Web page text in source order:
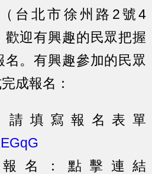
台北市徐州路2號4
迎有興趣的民眾把握
。有興趣參加的民眾
成報名：
請填寫報名表單
名： 點擊連結